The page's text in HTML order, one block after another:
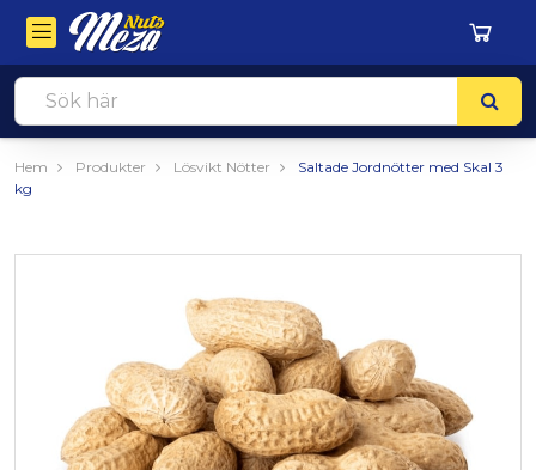
Hem Produkter Lösvikt Nötter
Saltade Jordnötter med Skal 3
kg